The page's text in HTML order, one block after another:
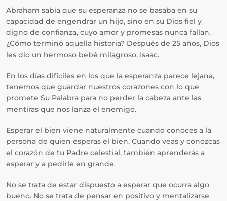
Abraham sabía que su esperanza no se basaba en su
capacidad de engendrar un hijo, sino en su Dios fiel y
digno de confianza, cuyo amor y promesas nunca fallan.
¿Cómo terminó aquella historia? Después de 25 años, Dios
les dio un hermoso bebé milagroso, Isaac.
En los días difíciles en los que la esperanza parece lejana,
tenemos que guardar nuestros corazones con lo que
promete Su Palabra para no perder la cabeza ante las
mentiras que nos lanza el enemigo.
Esperar el bien viene naturalmente cuando conoces a la
persona de quien esperas el bien. Cuando veas y conozcas
el corazón de tu Padre celestial, también aprenderás a
esperar y a pedirle en grande.
No se trata de estar dispuesto a esperar que ocurra algo
bueno. No se trata de pensar en positivo y mentalizarse